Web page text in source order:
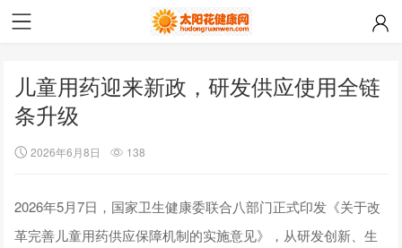
儿童用药迎来新政，研发供应使用全链
条升级
2026年6月8日 138
2026年5月7日，国家卫生健康委联合八部门正式印发《关于改
革完善儿童用药供应保障机制的实施意见》，从研发创新、生